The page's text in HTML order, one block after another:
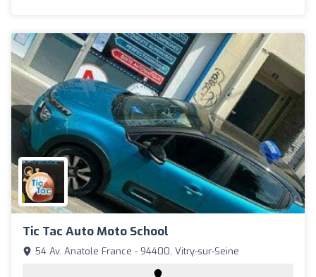
Tic Tac Auto Moto School
54 Av. Anatole France - 94400, Vitry-sur-Seine